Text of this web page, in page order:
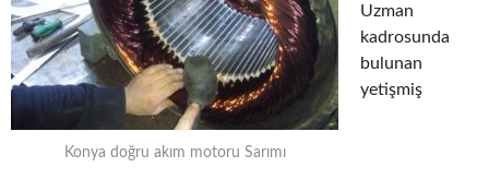
Konya doğru akım motoru Sarımı
Uzman
kadrosunda
bulunan
yetişmiş